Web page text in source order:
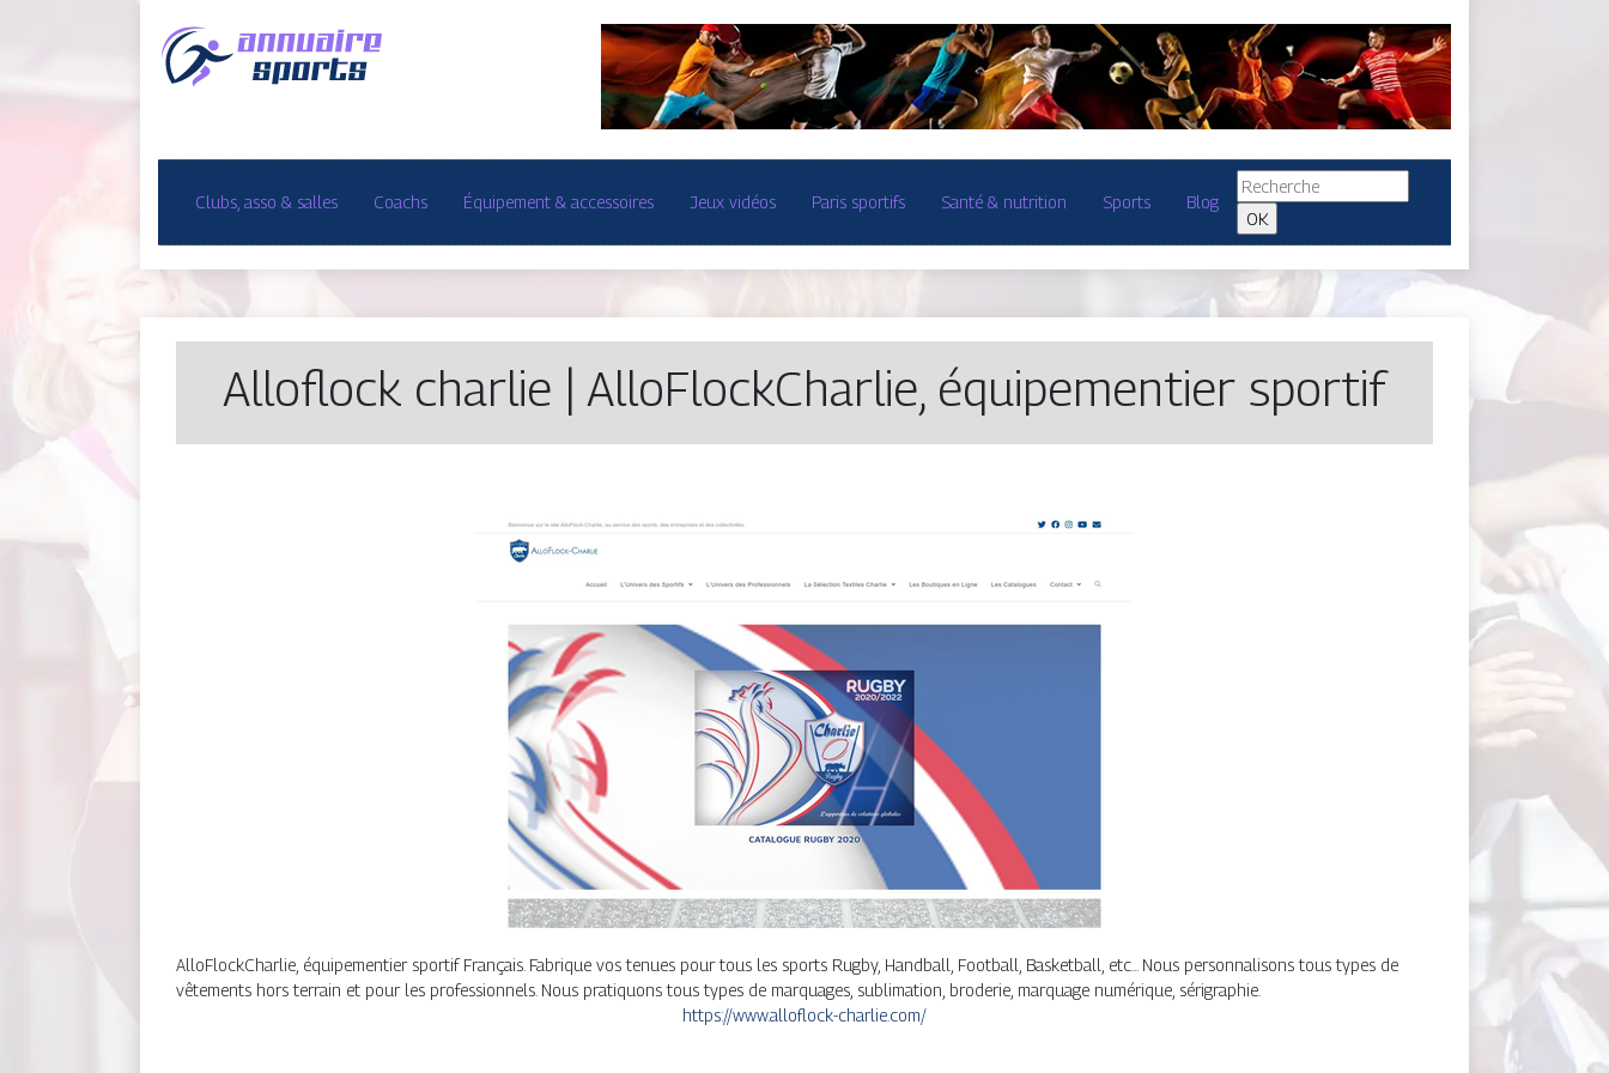
Clubs, asso & salles Coachs Équipement & accessoires Jeux vidéos Paris sportifs Santé & nutrition Sports Blog
Alloflock charlie | AlloFlockCharlie, équipe­men­tier sportif
AlloFlockCharlie, équipementier sportif Français. Fabrique vos tenues pour tous les sports Rugby, Handball, Football, Basketball, etc... Nous personnalisons tous types de
vêtements hors terrain et pour les professionnels. Nous pratiquons tous types de marquages, sublimation, broderie, marquage numérique, sérigraphie.
https://www.alloflock-charlie.com/